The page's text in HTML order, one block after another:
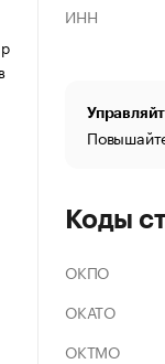
ИНН
Коды
ОКПО
ОКАТО
ОКТМО